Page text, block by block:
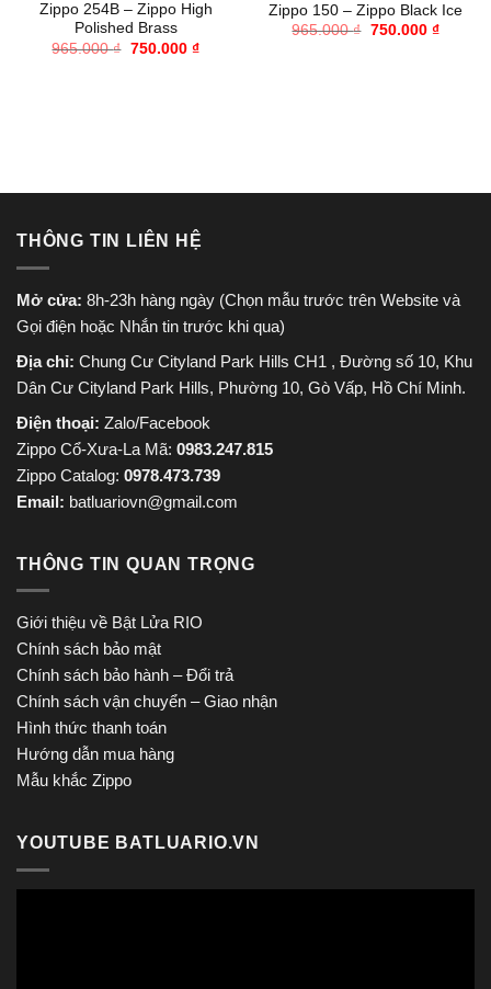
Zippo 254B – Zippo High
Polished Brass
965.000₫ Giá
750.000 ₫Giá
Zippo 150 – Zippo Black Ice
965.000₫ Giá
750.000 ₫Giá
THÔNG TIN LIÊN HỆ
Mở cửa: 8h-23h hàng ngày (Chọn mẫu trước trên Website và
Gọi điện hoặc Nhắn tin trước khi qua)
Địa chỉ: Chung Cư Cityland Park Hills CH1 , Đường số 10, Khu
Dân Cư Cityland Park Hills, Phường 10, Gò Vấp, Hồ Chí Minh.
Điện thoại: Zalo/Facebook
Zippo Cổ-Xưa-La Mã: 0983.247.815
Zippo Catalog: 0978.473.739
Email: batluariovn@gmail.com
THÔNG TIN QUAN TRỌNG
Giới thiệu về Bật Lửa RIO
Chính sách bảo mật
Chính sách bảo hành – Đổi trả
Chính sách vận chuyển – Giao nhận
Hình thức thanh toán
Hướng dẫn mua hàng
Mẫu khắc Zippo
YOUTUBE BATLUARIO.VN